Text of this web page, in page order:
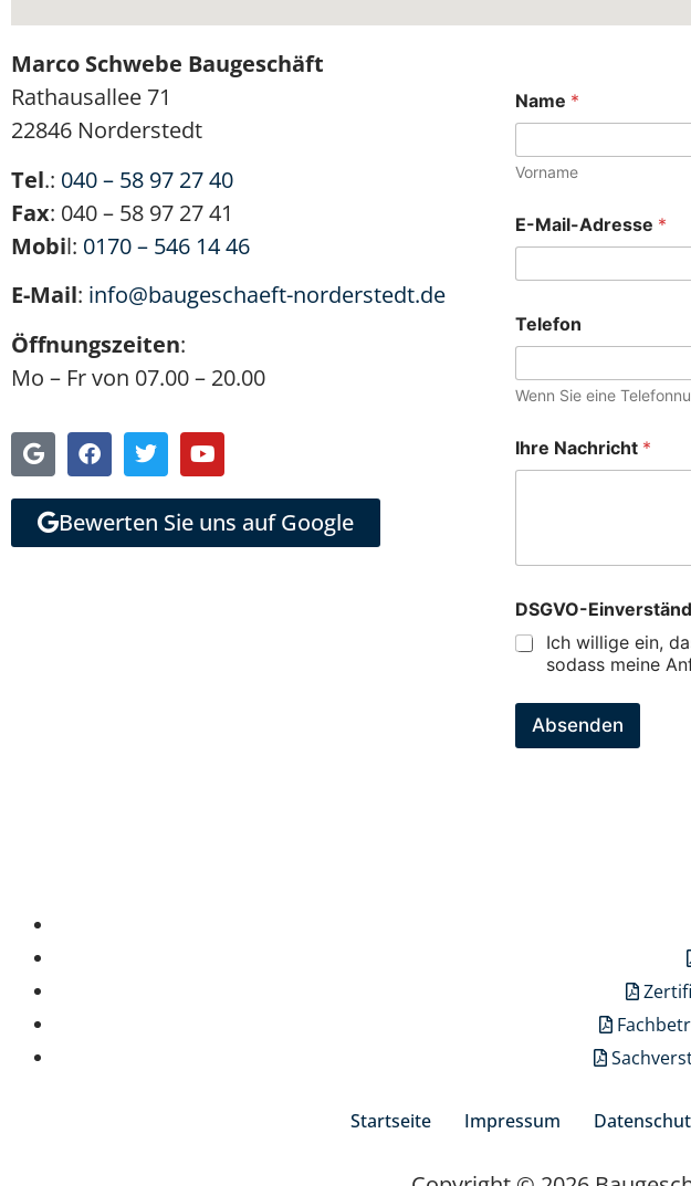
Marco Schwebe Baugeschäft
Rathausallee 71
22846 Norderstedt
Tel.: 040 – 58 97 27 40
Fax: 040 – 58 97 27 41
Mobil: 0170 – 546 14 46
E-Mail: info@baugeschaeft-norderstedt.de
Öffnungszeiten:
Mo – Fr von 07.00 – 20.00
Bewerten Sie uns auf Google
Name *
Vorname
E-Mail-Adresse *
Telefon
Wenn Sie eine
Ihre Nachricht *
DSGVO-
Ich willige ein,
sodass meine
Absenden
Startseite Impressum